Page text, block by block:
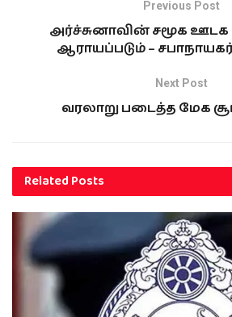
Previous Post
அர்ச்சுனாவின் சமூக
ஆராயப்படும் – சபாநாயகர்
Next Post
வரலாறு படைத்த மேக
RelatedPosts